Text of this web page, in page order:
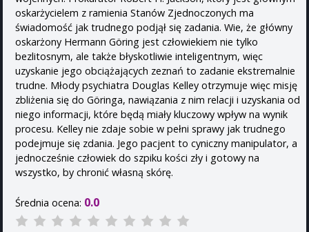
oskarżycielem z ramienia Stanów Zjednoczonych ma
świadomość jak trudnego podjął się zadania. Wie, że główny
oskarżony Hermann Göring jest człowiekiem nie tylko
bezlitosnym, ale także błyskotliwie inteligentnym, więc
uzyskanie jego obciążających zeznań to zadanie ekstremalnie
trudne. Młody psychiatra Douglas Kelley otrzymuje więc misję
zbliżenia się do Göringa, nawiązania z nim relacji i uzyskania od
niego informacji, które będą miały kluczowy wpływ na wynik
procesu. Kelley nie zdaje sobie w pełni sprawy jak trudnego
podejmuje się zdania. Jego pacjent to cyniczny manipulator, a
jednocześnie człowiek do szpiku kości zły i gotowy na
wszystko, by chronić własną skórę.
Średnia ocena: 0.0